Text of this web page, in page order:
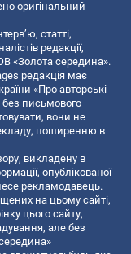
оригінальний
статті,
редакції,
«Золота середина».
редакція має
«Про авторські
без письмового
вони не
поширенню в
викладену в
опублікованої
рекламодавець.
на цьому сайті,
цього сайту,
але без